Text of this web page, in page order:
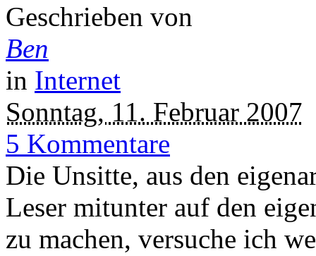
Geschrieben von
Ben
in Internet
Sonntag, 11. Februar 2007
5 Kommentare
Die Unsitte, aus den
Leser mitunter auf den
zu machen, versuche ich